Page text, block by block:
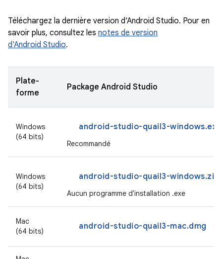
Téléchargez la dernière version d'Android Studio. Pour en
savoir plus, consultez les notes de version
d'Android Studio.
Plate-
forme
Package Android Studio
Windows
(64 bits)
android-studio-quail3-windows.exe
Recommandé
Windows
(64 bits)
android-studio-quail3-windows.zip
Aucun programme d'installation .exe
Mac
(64 bits)
android-studio-quail3-mac.dmg